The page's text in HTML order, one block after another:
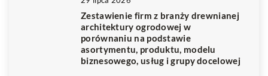
Zestawienie firm z branży drewnianej
architektury ogrodowej w
porównaniu na podstawie
asortymentu, produktu, modelu
biznesowego, usług i grupy docelowej